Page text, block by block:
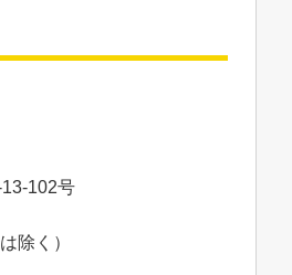
102号
除く）